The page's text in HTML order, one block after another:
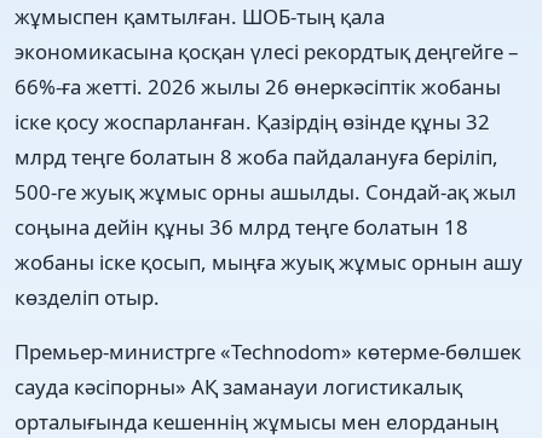
жұмыспен қамтылған. ШОБ-тың қала
экономикасына қосқан үлесі рекордтық деңгейге –
66%-ға жетті. 2026 жылы 26 өнеркәсіптік жобаны
іске қосу жоспарланған. Қазірдің өзінде құны 32
млрд теңге болатын 8 жоба пайдалануға беріліп,
500-ге жуық жұмыс орны ашылды. Сондай-ақ жыл
соңына дейін құны 36 млрд теңге болатын 18
жобаны іске қосып, мыңға жуық жұмыс орнын ашу
көзделіп отыр.
Премьер-министрге «Technodom» көтерме-бөлшек
сауда кәсіпорны» АҚ заманауи логистикалық
орталығында кешеннің жұмысы мен елорданың